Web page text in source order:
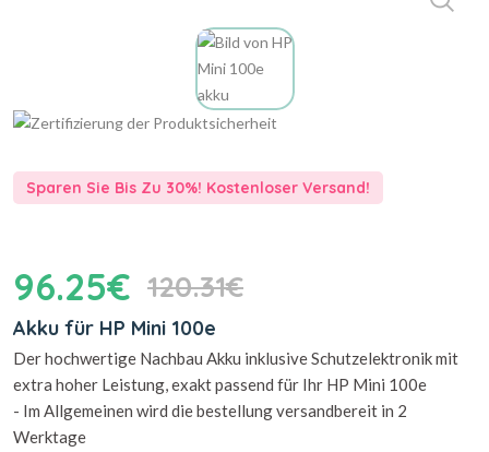
Sparen Sie Bis Zu 30%! Kostenloser Versand!
96.25€ 120.31€
Akku für HP Mini 100e
Der hochwertige Nachbau Akku inklusive Schutzelektronik mit
extra hoher Leistung, exakt passend für Ihr HP Mini 100e
- Im Allgemeinen wird die bestellung versandbereit in 2
Werktage